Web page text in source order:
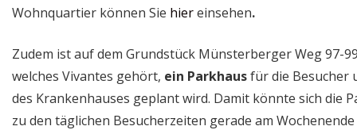
Wohnquartier können Sie hiereinsehen.
Zudem ist auf dem Grundstück Münsterberger Weg 97-
welches Vivantes gehört, ein Parkhausfür die Besucher
des Krankenhauses geplant wird. Damit könnte sich die
zu den täglichen Besucherzeiten gerade am